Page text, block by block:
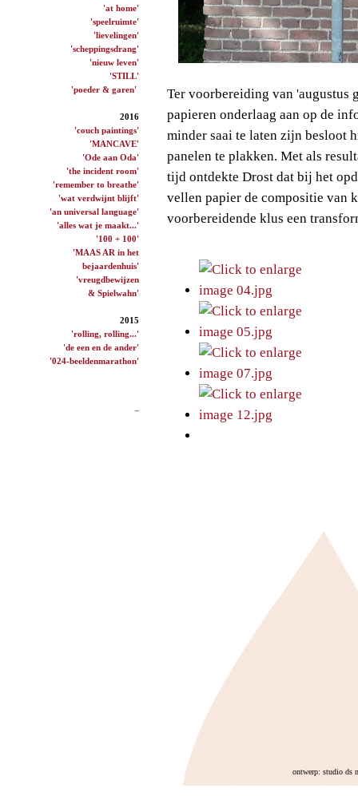
'at home'
'speelruimte'
'lievelingen'
'scheppingsdrang'
'nieuw leven'
'STILL'
'poeder & garen'
2016
'couch paintings'
'MANCAVE'
'Ode aan Oda'
'the incident room'
'remember to breathe'
'wat verdwijnt blijft'
'an universal language'
'alles wat je maakt...'
'100 + 100'
'MAAS AR in het
bejaardenhuis'
'vreugdbewijzen
& Spielwahn'
2015
'rolling, rolling...'
'de een en de ander'
'024-beeldenmarathon'
Ter voorbereiding van 'augustus
papieren onderlaag aan op de
minder saai te laten zijn besloot
panelen te plakken. Met als
tijd ontdekte Drost dat bij het
vellen papier de compositie van
voorbereidende klus een
ontwerp: studio ds